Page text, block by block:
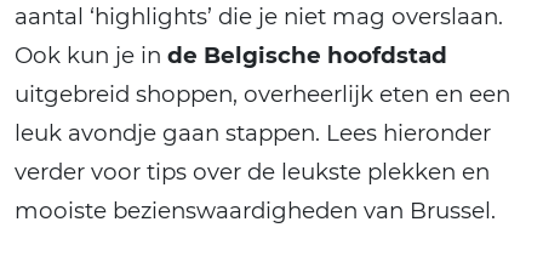
aantal ‘highlights’ die je niet mag overslaan.
Ook kun je in de Belgische hoofdstad
uitgebreid shoppen, overheerlijk eten en een
leuk avondje gaan stappen. Lees hieronder
verder voor tips over de leukste plekken en
mooiste bezienswaardigheden van Brussel.